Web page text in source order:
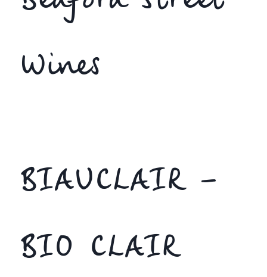
Wines
BIAUCLAIR –
BIO CLAIR